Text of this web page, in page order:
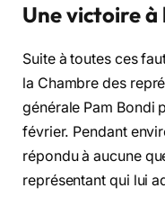
Une victoire à
Suite à toutes ces
la Chambre des
générale Pam Bondi
février. Pendant
répondu à aucune
représentant qui lui